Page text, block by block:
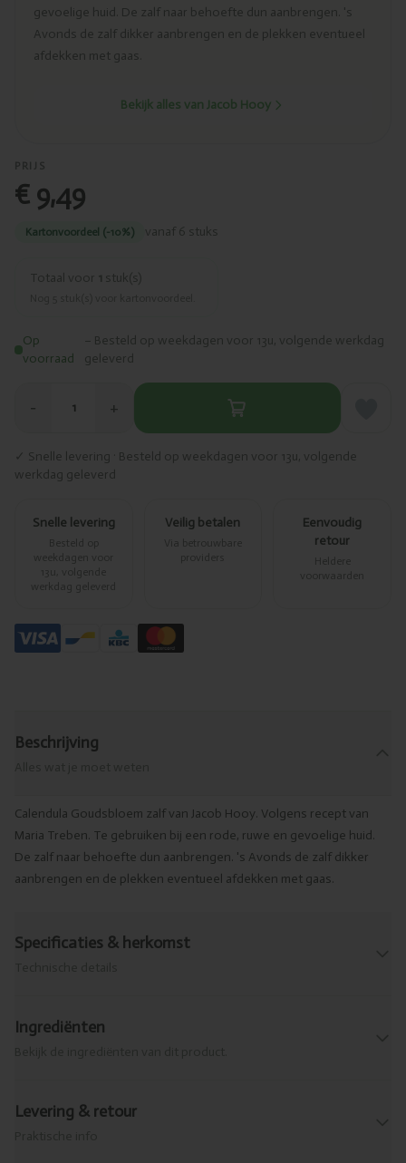
gevoelige huid. De zalf naar behoefte dun aanbrengen. 's
Avonds de zalf dikker aanbrengen en de plekken eventueel
afdekken met gaas.
Bekijk alles van Jacob Hooy
PRIJS
€ 9,49
Kartonvoordeel (-10%) vanaf 6 stuks
Totaal voor 1 stuk(s)
Op
voorraad
– Besteld op weekdagen voor 13u, volgende werkdag
geleverd
− 1 +
✓ Snelle levering · Besteld op weekdagen voor 13u, volgende
werkdag geleverd
Snelle levering
Besteld op
weekdagen voor
werkdag geleverd
Veilig betalen
Via betrouwbare
providers
Eenvoudig
retour
Heldere
voorwaarden
Beschrijving
Calendula Goudsbloem zalf van Jacob Hooy. Volgens recept van
Maria Treben. Te gebruiken bij een rode, ruwe en gevoelige huid.
De zalf naar behoefte dun aanbrengen. 's Avonds de zalf dikker
aanbrengen en de plekken eventueel afdekken met gaas.
Specificaties & herkomst
Ingrediënten
Levering & retour